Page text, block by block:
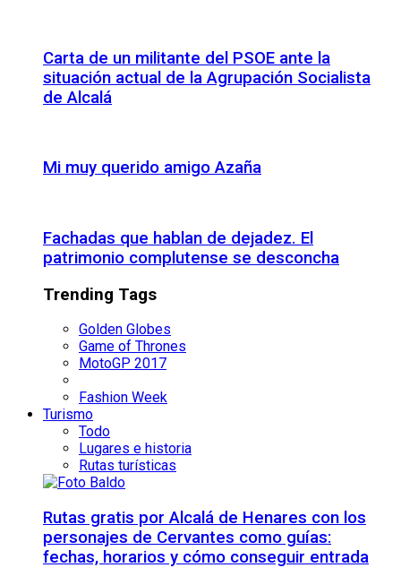
Carta de un militante del PSOE ante la
situación actual de la Agrupación Socialista
de Alcalá
Mi muy querido amigo Azaña
Fachadas que hablan de dejadez. El
patrimonio complutense se desconcha
Trending Tags
Golden Globes
Game of Thrones
MotoGP 2017
Fashion Week
Turismo
Todo
Lugares e historia
Rutas turísticas
Rutas gratis por Alcalá de Henares con los
personajes de Cervantes como guías:
fechas, horarios y cómo conseguir entrada